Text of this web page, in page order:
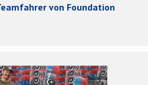
von Foundation